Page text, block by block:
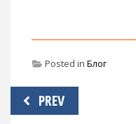
Posted in Блог
Навигация
по
PREV